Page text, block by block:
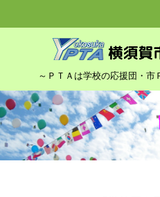
～ＰＴＡは学校の応援団・市